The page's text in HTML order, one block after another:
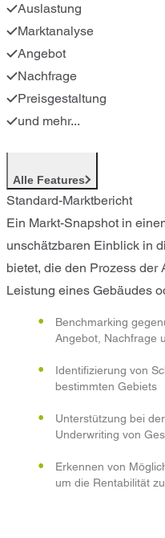
Auslastung
Marktanalyse
Angebot
Nachfrage
Preisgestaltung
und mehr...
Alle Features
Standard-Marktbericht
Ein Markt-Snapshot in
unschätzbaren Einblick in
bietet, die den Prozess der
Leistung eines Gebäudes
Benchmarking
Angebot, Nachfrage
Identifizierung von
bestimmten Gebiets
Unterstützung bei
Underwriting von
Erkennen von
um die Rentabilität